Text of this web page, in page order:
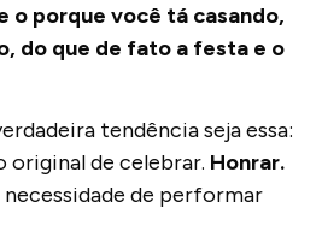
o porque você tá casando,
do que de fato a festa e o
tendência seja essa:
de celebrar. Honrar.
necessidade de performar